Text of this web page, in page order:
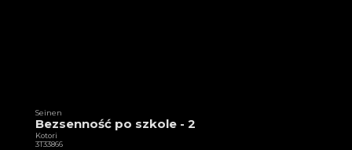
Seinen
Bezsenność po szkole - 2
Kotori
3T33866